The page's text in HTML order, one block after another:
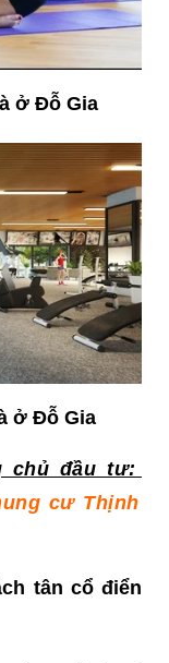
ở Đỗ Gia
ở Đỗ Gia
chủ đầu tư:
cư Thịnh
tân cổ điển